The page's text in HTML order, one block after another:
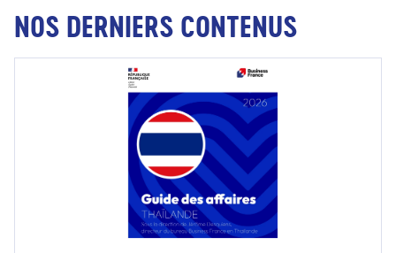
NOS DERNIERS CONTENUS